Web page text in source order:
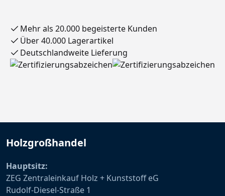
Mehr als 20.000 begeisterte Kunden
Über 40.000 Lagerartikel
Deutschlandweite Lieferung
Holzgroßhandel
Hauptsitz:
ZEG Zentraleinkauf Holz + Kunststoff eG
Rudolf-Diesel-Straße 1